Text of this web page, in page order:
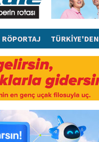
RÖPORTAJ TÜRKİYE'DEN